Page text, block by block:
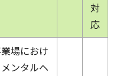
対
応
場におけ
ンタルヘ